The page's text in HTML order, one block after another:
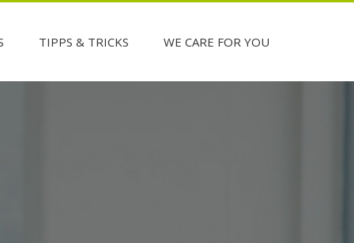
TIPPS & TRICKS WE CARE FOR YOU